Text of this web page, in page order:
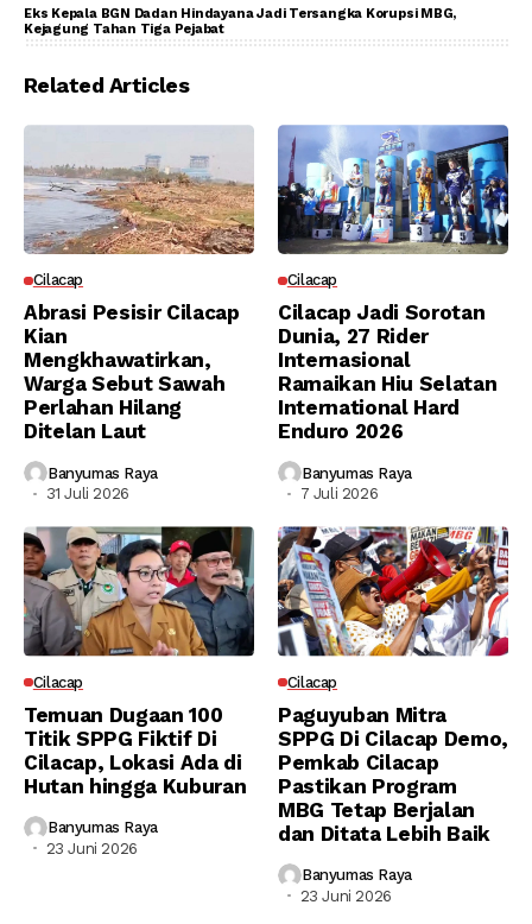
Eks Kepala BGN Dadan Hindayana Jadi Tersangka Korupsi MBG,
Kejagung Tahan Tiga Pejabat
Related Articles
Cilacap
Abrasi Pesisir Cilacap
Kian
Mengkhawatirkan,
Warga Sebut Sawah
Perlahan Hilang
Ditelan Laut
Banyumas Raya
31 Juli 2026
Cilacap
Cilacap Jadi Sorotan
Dunia, 27 Rider
Internasional
Ramaikan Hiu Selatan
International Hard
Enduro 2026
Banyumas Raya
7 Juli 2026
Cilacap
Temuan Dugaan 100
Titik SPPG Fiktif Di
Cilacap, Lokasi Ada di
Hutan hingga Kuburan
Banyumas Raya
23 Juni 2026
Cilacap
Paguyuban Mitra
SPPG Di Cilacap Demo,
Pemkab Cilacap
Pastikan Program
MBG Tetap Berjalan
dan Ditata Lebih Baik
Banyumas Raya
23 Juni 2026